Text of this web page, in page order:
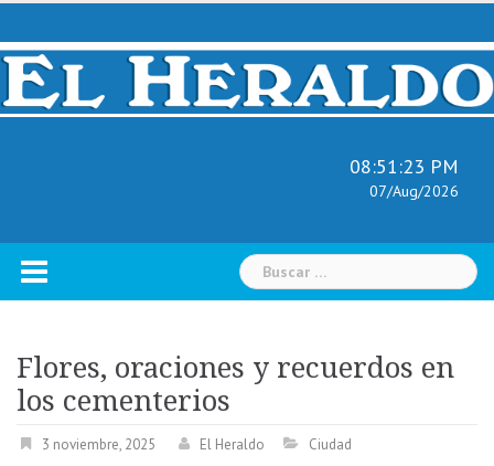
Skip
content
08:51:24 PM
07/Aug/2026
Buscar:
Flores, oraciones y recuerdos en
los cementerios
3 noviembre, 2025 El Heraldo Ciudad